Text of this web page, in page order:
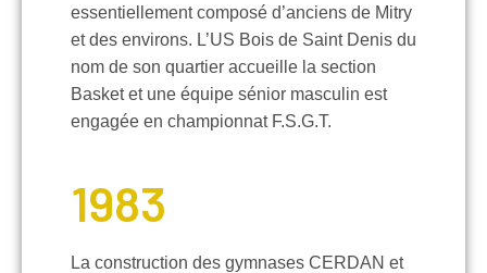
essentiellement composé d’anciens de Mitry
et des environs. L’US Bois de Saint Denis du
nom de son quartier accueille la section
Basket et une équipe sénior masculin est
engagée en championnat F.S.G.T.
1983
La construction des gymnases CERDAN et